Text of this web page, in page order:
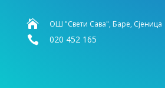
 ОШ "Свети Сава", Баре, Сјеница
 020 452 165